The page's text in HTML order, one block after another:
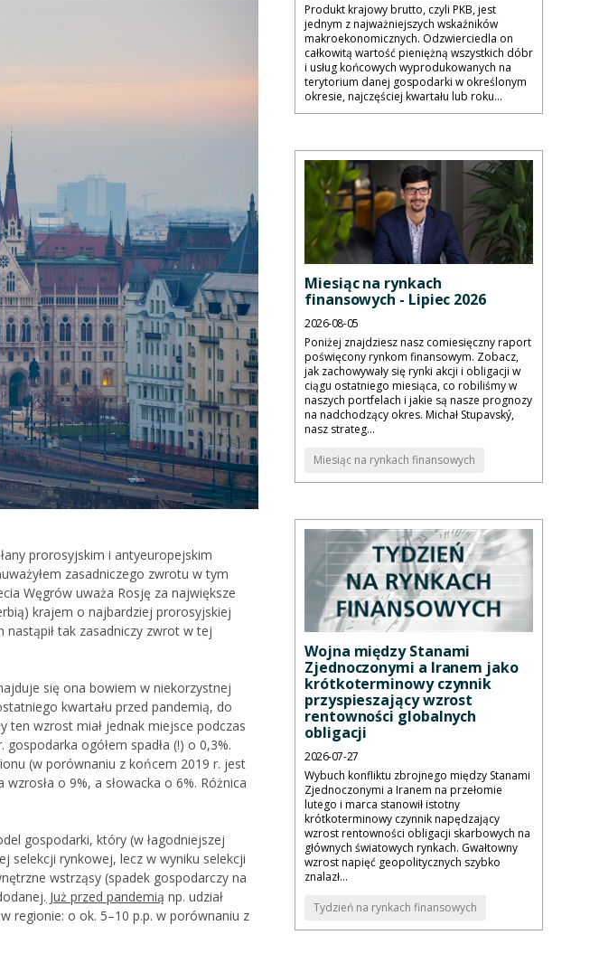
prorosyjskim i antyeuropejskim
zasadniczego zwrotu w tym
Węgrów uważa Rosję za największe
krajem o najbardziej prorosyjskiej
tak zasadniczy zwrot w tej
się ona bowiem w niekorzystnej
kwartału przed pandemią, do
ten wzrost miał jednak miejsce podczas
ogółem spadła (!) o 0,3%.
(w porównaniu z końcem 2019 r. jest
o 9%, a słowacka o 6%. Różnica
gospodarki, który (w łagodniejszej
selekcji rynkowej, lecz w wyniku selekcji
wstrząsy (spadek gospodarczy na
Już przed pandemią np. udział
regionie: o ok. 5–10 p.p. w porównaniu z
Produkt krajowy brutto, czyli PKB, jest
jednym z najważniejszych wskaźników
makroekonomicznych. Odzwierciedla on
całkowitą wartość pieniężną wszystkich dóbr
i usług końcowych wyprodukowanych na
terytorium danej gospodarki w określonym
okresie, najczęściej kwartału lub roku...
Miesiąc na rynkach
finansowych - Lipiec 2026
2026-08-05
Poniżej znajdziesz nasz comiesięczny raport
poświęcony rynkom finansowym. Zobacz,
jak zachowywały się rynki akcji i obligacji w
ciągu ostatniego miesiąca, co robiliśmy w
naszych portfelach i jakie są nasze prognozy
na nadchodzący okres. Michał Stupavský,
nasz strateg...
Miesiąc na rynkach finansowych
Wojna między Stanami
Zjednoczonymi a Iranem jako
krótkoterminowy czynnik
przyspieszający wzrost
rentowności globalnych
obligacji
2026-07-27
Wybuch konfliktu zbrojnego między Stanami
Zjednoczonymi a Iranem na przełomie
lutego i marca stanowił istotny
krótkoterminowy czynnik napędzający
wzrost rentowności obligacji skarbowych na
głównych światowych rynkach. Gwałtowny
wzrost napięć geopolitycznych szybko
znalazł...
Tydzień na rynkach finansowych